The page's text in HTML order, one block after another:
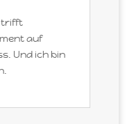
trifft
auf
Und ich bin